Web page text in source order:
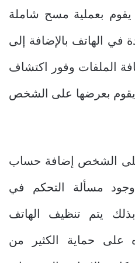
يقوم بعملية مسح شاملة
في الهاتف بالإضافة إلى
الملفات وفور اكتشاف
بعرضها على الشخص
على الشخص إضافة حساب
مسألة التحكم في
يتم تنظيف الهاتف
على حماية الكثير من